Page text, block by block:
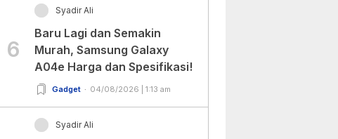
6
Syadir Ali
Baru Lagi dan Semakin
Murah, Samsung Galaxy
A04e Harga dan Spesifikasi!
Gadget 04/08/2026 | 1:13 am
Syadir Ali